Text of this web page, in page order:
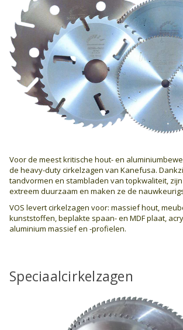
Voor de meest kritische hout- en
de heavy-duty cirkelzagen van Kanefusa.
tandvormen en stambladen van topkwaliteit,
extreem duurzaam en maken ze de
VOS levert cirkelzagen voor: massief hout,
kunststoffen, beplakte spaan- en MDF plaat,
aluminium massief en -profielen.
Speciaalcirkelzagen